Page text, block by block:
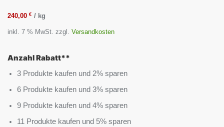
240,00 € / kg
inkl. 7 % MwSt. zzgl. Versandkosten
Anzahl Rabatt**
3 Produkte kaufen und 2% sparen
6 Produkte kaufen und 3% sparen
9 Produkte kaufen und 4% sparen
11 Produkte kaufen und 5% sparen